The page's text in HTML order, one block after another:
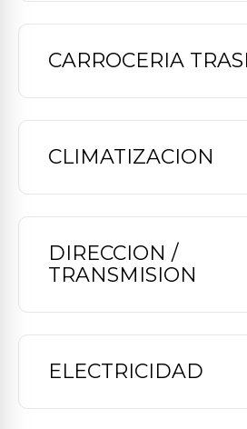
CARROCERIA
CLIMATIZACION
DIRECCION /
TRANSMISION
ELECTRICIDAD